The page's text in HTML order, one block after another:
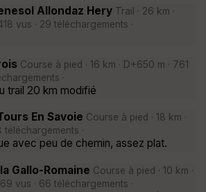
Allondaz Hery Trail · 26 km ·
vus · 29 téléchargements ·
Course à pied · 16 km · D+650 m · 761
·
trail 20 km modifié
En Savoie Course à pied · 18 km ·
téléchargements ·
avec peu de chemin, assez plat.
Gallo-Romaine Course à pied · 10 km ·
vus · 66 téléchargements ·